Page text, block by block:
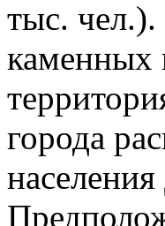
тыс. чел.).
каменных
города